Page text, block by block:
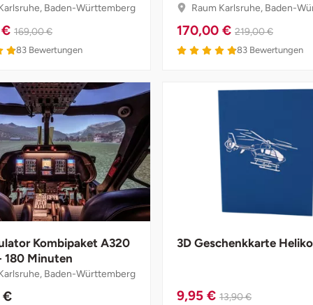
Baden-Württemberg
169,00 €
83 Bewertungen
Raum Karlsruhe, Baden-
170,00 € 219,00 €
83 Bewertungen
Kombipaket A320
180 Minuten
Baden-Württemberg
€
3D Geschenkkarte
9,95 € 13,90 €